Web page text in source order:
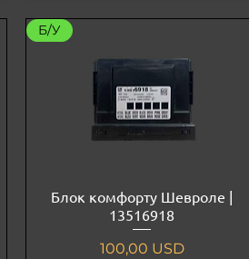
Б/У
Блок комфорту Шевроле |
13516918
Ціна
100,00 USD